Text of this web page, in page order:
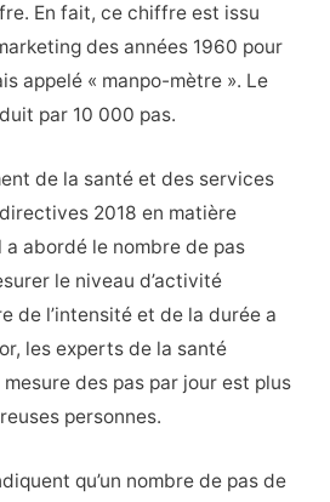
En fait, ce chiffre est issu
des années 1960 pour
appelé « manpo-mètre ». Le
par 10 000 pas.
de la santé et des services
2018 en matière
a abordé le nombre de pas
le niveau d’activité
de l’intensité et de la durée a
les experts de la santé
des pas par jour est plus
personnes.
qu’un nombre de pas de